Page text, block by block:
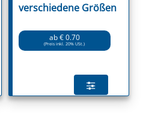
verschiedene Größen
ab € 0.70
(Preis inkl. 20% USt.)